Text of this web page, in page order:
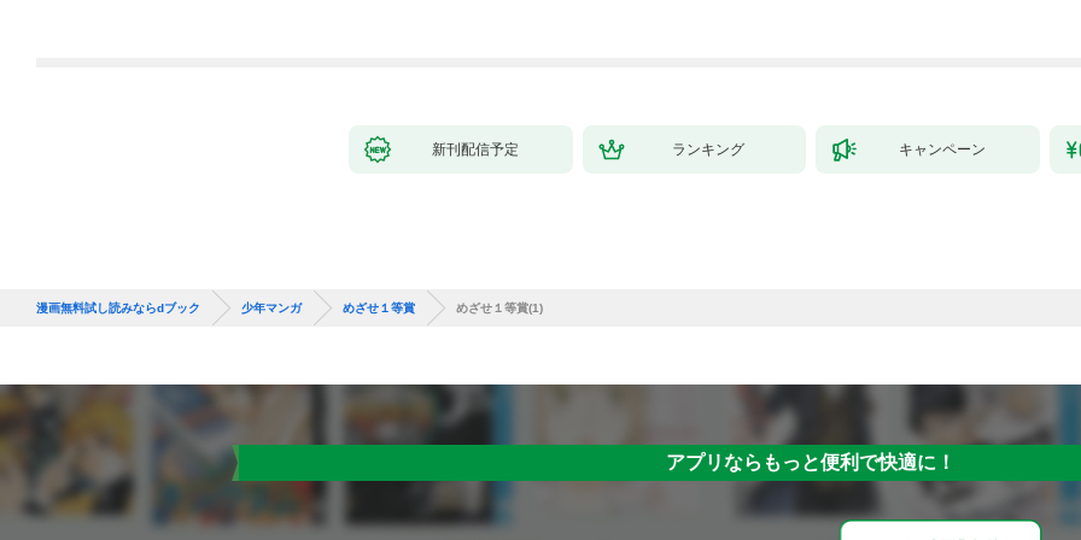
新刊配信予定 ランキング キャンペーン
漫画無料試し読みならdブック 少年マンガ めざせ１等賞 めざせ１等賞(1)
アプリならもっと便利で快適に！